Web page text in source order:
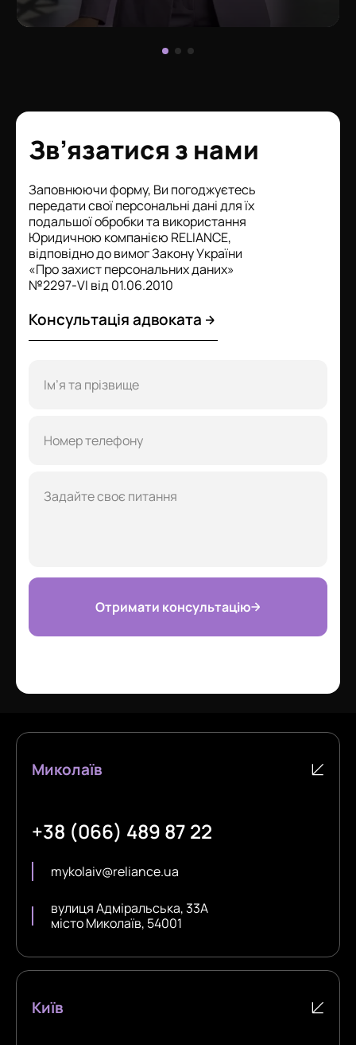
Зв’язатися з нами
Заповнюючи форму, Ви погоджуєтесь
передати свої персональні дані для їх
подальшої обробки та використання
Юридичною компанією RELIANCE,
відповідно до вимог Закону України
«Про захист персональних даних»
№2297-VI від 01.06.2010
Консультація адвоката
Отримати консультацію
Миколаїв
+38 (066) 489 87 22
mykolaiv@reliance.ua
вулиця Адміральська, 33А
місто Миколаїв, 54001
Київ